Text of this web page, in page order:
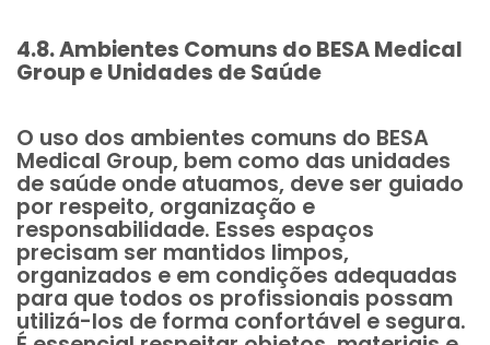
4.8. Ambientes Comuns do BESA Medical
Group e Unidades de Saúde
O uso dos ambientes comuns do BESA
Medical Group, bem como das unidades
de saúde onde atuamos, deve ser guiado
por respeito, organização e
responsabilidade. Esses espaços
precisam ser mantidos limpos,
organizados e em condições adequadas
para que todos os profissionais possam
utilizá-los de forma confortável e segura.